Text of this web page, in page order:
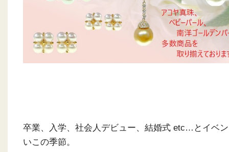
卒業、入学、社会人デビュー、結婚式 etc…とイベ
いこの季節。